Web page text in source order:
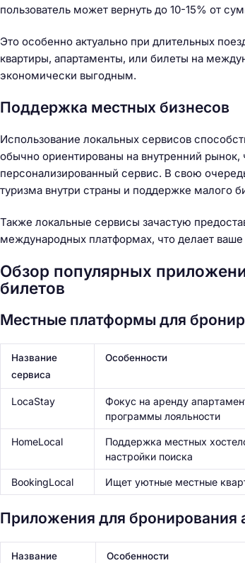
пользователь может вернуть до 10-15% от
Это особенно актуально при длительных
квартиры, апартаменты, или билеты на
экономически выгодным.
Поддержка местных бизнесов
Использование локальных сервисов
обычно ориентированы на внутренний
персонализированный сервис. В свою
туризма внутри страны и поддержке малого
Также локальные сервисы зачастую
международных платформах, что делает
Обзор популярных
билетов
Местные платформы для
Название
сервиса
Особенности
LocaStay
Фокус на аренду
программы лояльности
HomeLocal
Поддержка местных
настройки поиска
BookingLocal Ищет уютные местные
Приложения для бронирования
Название
Особенности